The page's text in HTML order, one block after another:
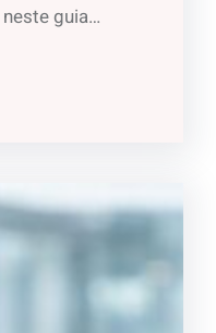
guia…